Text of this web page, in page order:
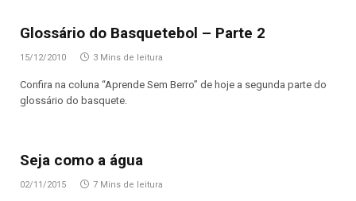
Glossário do Basquetebol – Parte 2
15/12/2010 3 Mins de leitura
Confira na coluna “Aprende Sem Berro” de hoje a segunda parte do
glossário do basquete.
Seja como a água
02/11/2015 7 Mins de leitura